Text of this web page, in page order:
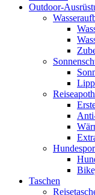
Outdoor-
Taschen